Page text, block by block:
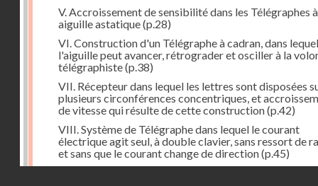
V. Accroissement de sensibilité dans les Télégraphes à
aiguille astatique(p.28)
VI. Construction d'un Télégraphe à cadran, dans lequel
l'aiguille peut avancer, rétrograder et osciller à la
télégraphiste(p.38)
VII. Récepteur dans lequel les lettres sont disposées
plusieurs circonférences concentriques, et
de vitesse qui résulte de cette construction(p.42)
VIII. Système de Télégraphe dans lequel le courant
électrique agit seul, à double clavier, sans ressort de
et sans que le courant change de direction(p.45)